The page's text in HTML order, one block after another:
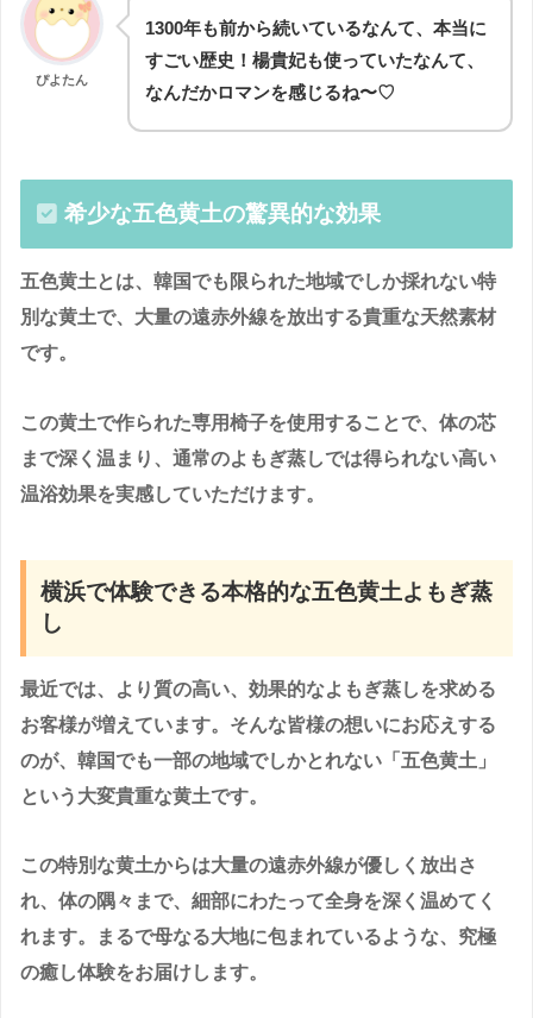
ぴよたん
1300年も前から続いているなんて、本当に
すごい歴史！楊貴妃も使っていたなんて、
なんだかロマンを感じるね〜♡
希少な五色黄土の驚異的な効果
五色黄土とは、韓国でも限られた地域でしか採れない特
別な黄土で、大量の遠赤外線を放出する貴重な天然素材
です。
この黄土で作られた専用椅子を使用することで、体の芯
まで深く温まり、通常のよもぎ蒸しでは得られない高い
温浴効果を実感していただけます。
横浜で体験できる本格的な五色黄土よもぎ蒸
し
最近では、より質の高い、効果的なよもぎ蒸しを求める
お客様が増えています。そんな皆様の想いにお応えする
のが、韓国でも一部の地域でしかとれない「五色黄土」
という大変貴重な黄土です。
この特別な黄土からは大量の遠赤外線が優しく放出さ
れ、体の隅々まで、細部にわたって全身を深く温めてく
れます。まるで母なる大地に包まれているような、究極
の癒し体験をお届けします。